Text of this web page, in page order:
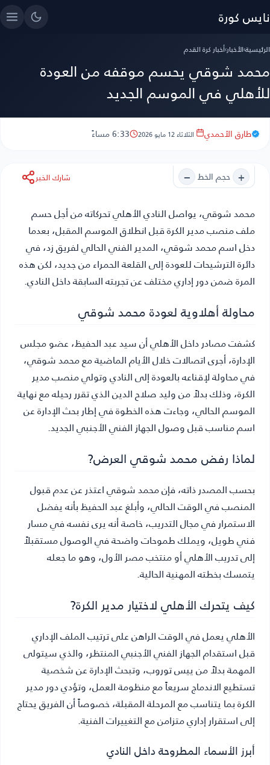
نايس كورة
الرئيسية›الأخبار›أخبار كرة القدم
محمد شوقي يحسم موقفه من العودة
للأهلي في الموسم الجديد
طارق الأحمدي الثلاثاء 12 مايو 2026 6:33 مساءً
+ حجم الخط − شارك الخبر
محمد شوقي، يواصل النادي الأهلي تحركاته من أجل حسم
ملف منصب مدير الكرة قبل انطلاق الموسم المقبل، بعدما
دخل اسم محمد شوقي، المدير الفني الحالي لفريق زد، في
دائرة الترشيحات للعودة إلى القلعة الحمراء من جديد، لكن هذه
المرة ضمن دور إداري مختلف عن تجربته السابقة داخل النادي.
محاولة أهلاوية لعودة محمد شوقي
كشفت مصادر داخل الأهلي أن سيد عبد الحفيظ، عضو مجلس
الإدارة، أجرى اتصالات خلال الأيام الماضية مع محمد شوقي،
في محاولة لإقناعه بالعودة إلى النادي وتولي منصب مدير
الكرة، وذلك بدلاً من وليد صلاح الدين الذي تقرر رحيله مع نهاية
الموسم الحالي، وجاءت هذه الخطوة في إطار بحث الإدارة عن
اسم مناسب قبل وصول الجهاز الفني الأجنبي الجديد.
لماذا رفض محمد شوقي العرض?
بحسب المصدر ذاته، فإن محمد شوقي اعتذر عن عدم قبول
المنصب في الوقت الحالي، وأبلغ عبد الحفيظ بأنه يفضل
الاستمرار في مجال التدريب، خاصة أنه يرى نفسه في مسار
فني طويل، ويملك طموحات واضحة في الوصول مستقبلاً
إلى تدريب الأهلي أو منتخب مصر الأول، وهو ما جعله
يتمسك بخطته المهنية الحالية.
كيف يتحرك الأهلي لاختيار مدير الكرة?
الأهلي يعمل في الوقت الراهن على ترتيب الملف الإداري
قبل استقدام الجهاز الفني الأجنبي المنتظر، والذي سيتولى
المهمة بدلاً من ييس توروب، وتبحث الإدارة عن شخصية
تستطيع الاندماج سريعاً مع منظومة العمل، وتؤدي دور مدير
الكرة بما يتناسب مع المرحلة المقبلة، خصوصاً أن الفريق يحتاج
إلى استقرار إداري متزامن مع التغييرات الفنية.
أبرز الأسماء المطروحة داخل النادي